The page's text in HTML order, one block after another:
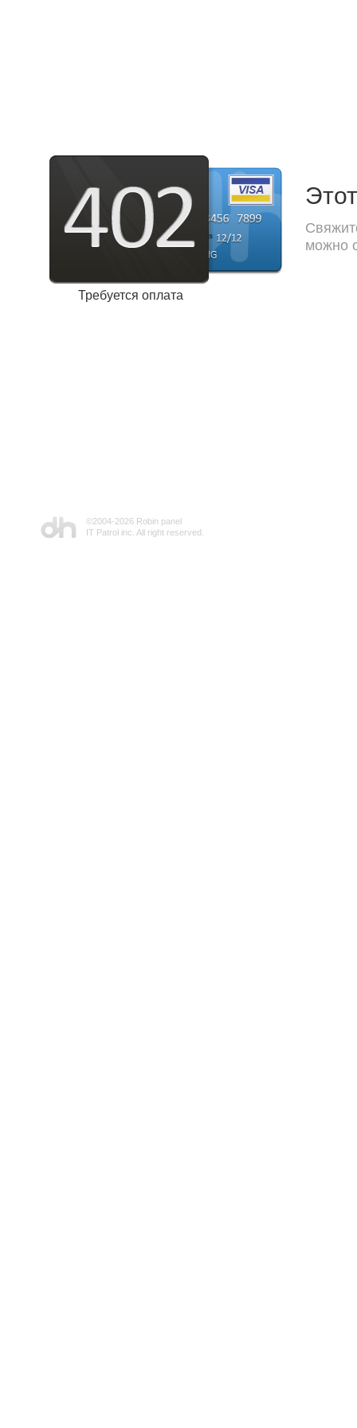
Требуется оплата
можно
©2004-2026 Robin panel
IT Patrol inc. All right reserved.